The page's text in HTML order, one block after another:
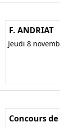
F. ANDRIAT
Jeudi 8
Concours